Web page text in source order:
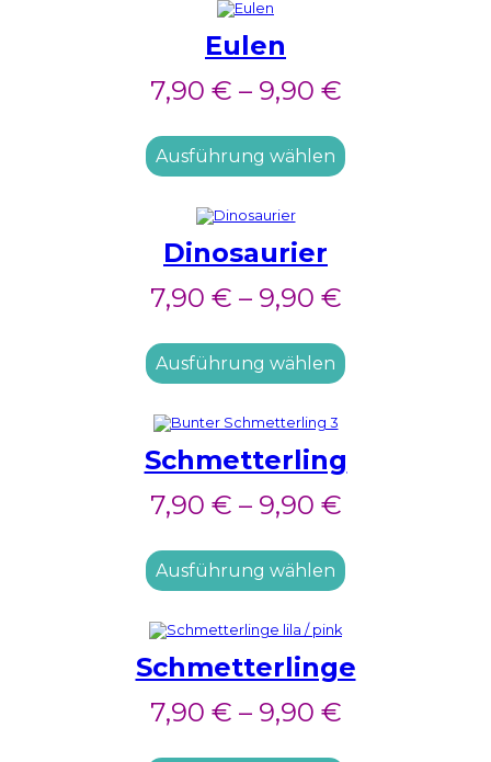
Eulen
7,90 € – 9,90 €
Ausführung wählen
Dinosaurier
7,90 € – 9,90 €
Ausführung wählen
Schmetterling
7,90 € – 9,90 €
Ausführung wählen
Schmetterlinge
7,90 € – 9,90 €